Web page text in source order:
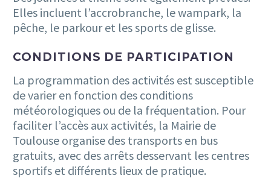
Elles incluent l’accrobranche, le wampark, la
pêche, le parkour et les sports de glisse.
CONDITIONS DE PARTICIPATION
La programmation des activités est susceptible
de varier en fonction des conditions
météorologiques ou de la fréquentation. Pour
faciliter l’accès aux activités, la Mairie de
Toulouse organise des transports en bus
gratuits, avec des arrêts desservant les centres
sportifs et différents lieux de pratique.